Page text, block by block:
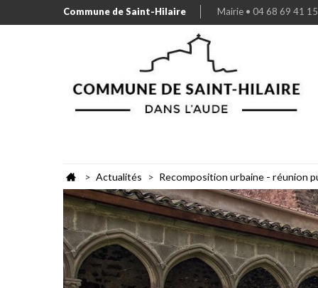
Commune de Saint-Hilaire Mairie • 04 68 69 41 15
> Actualités > Recomposition urbaine - réunion